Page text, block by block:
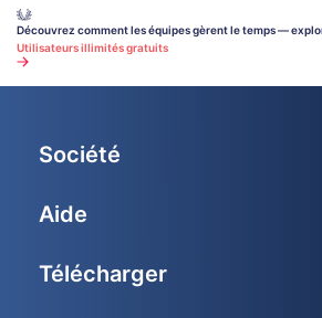
Découvrez comment les équipes gèrent le temps —
Utilisateurs illimités gratuits
Société
Aide
Télécharger